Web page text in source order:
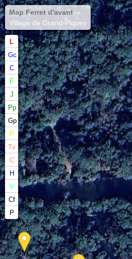
Map Ferret d'avant
Village de Grand-Piquey
L
Gc
C
F
J
Pp
Gp
P
Tv
C
H
V
Cf
P